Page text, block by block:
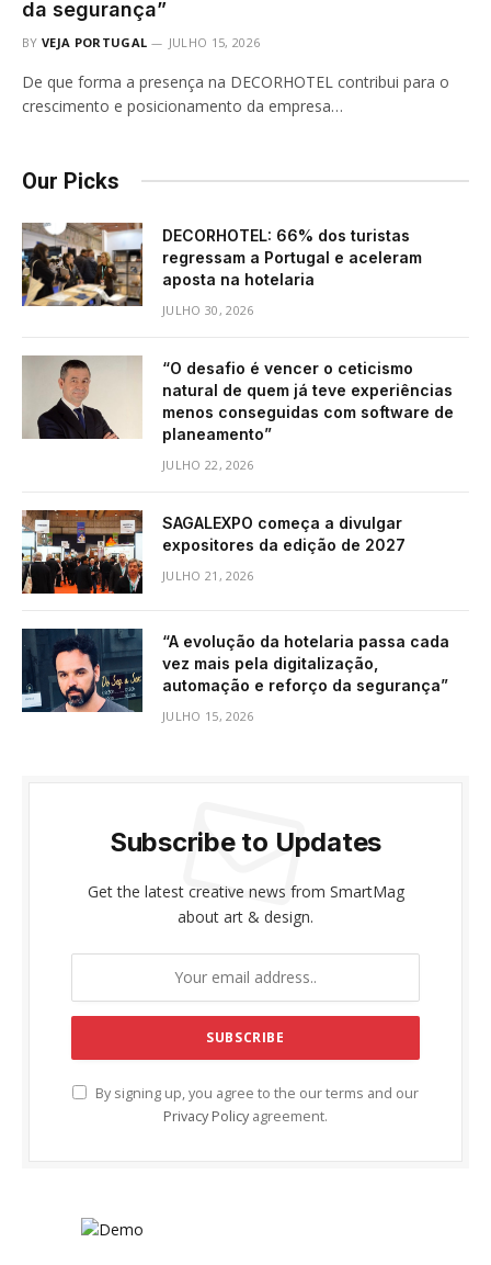
da segurança”
BY VEJA PORTUGAL JULHO 15, 2026
De que forma a presença na DECORHOTEL contribui para o
crescimento e posicionamento da empresa…
Our Picks
DECORHOTEL: 66% dos turistas
regressam a Portugal e aceleram
aposta na hotelaria
JULHO 30, 2026
“O desafio é vencer o ceticismo
natural de quem já teve experiências
menos conseguidas com software de
planeamento”
JULHO 22, 2026
SAGALEXPO começa a divulgar
expositores da edição de 2027
JULHO 21, 2026
“A evolução da hotelaria passa cada
vez mais pela digitalização,
automação e reforço da segurança”
JULHO 15, 2026
Subscribe to Updates
Get the latest creative news from SmartMag
about art & design.
By signing up, you agree to the our terms and our
Privacy Policy agreement.